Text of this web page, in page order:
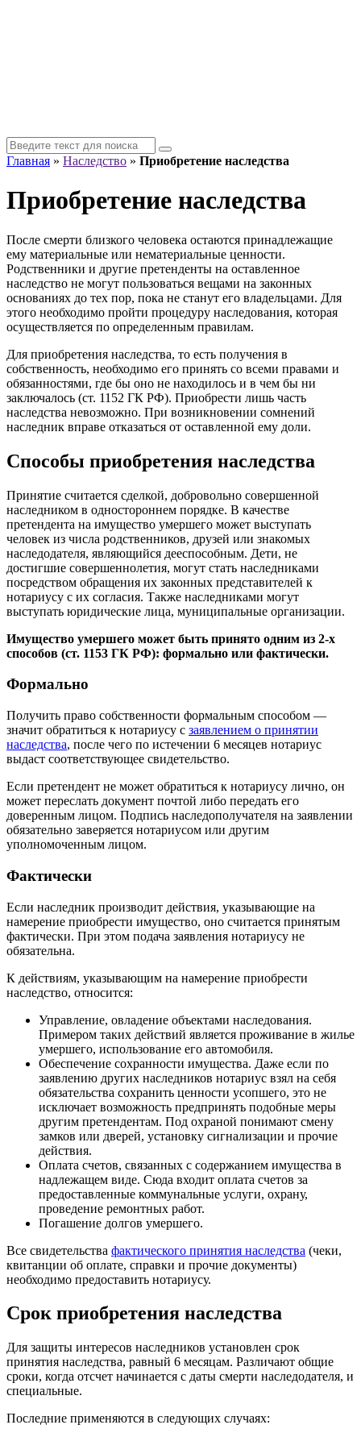
Главная » Наследство » Приобретение наследства
Приобретение наследства
После смерти близкого человека остаются принадлежащие
ему материальные или нематериальные ценности.
Родственники и другие претенденты на оставленное
наследство не могут пользоваться вещами на законных
основаниях до тех пор, пока не станут его владельцами. Для
этого необходимо пройти процедуру наследования, которая
осуществляется по определенным правилам.
Для приобретения наследства, то есть получения в
собственность, необходимо его принять со всеми правами и
обязанностями, где бы оно не находилось и в чем бы ни
заключалось (ст. 1152 ГК РФ). Приобрести лишь часть
наследства невозможно. При возникновении сомнений
наследник вправе отказаться от оставленной ему доли.
Способы приобретения наследства
Принятие считается сделкой, добровольно совершенной
наследником в одностороннем порядке. В качестве
претендента на имущество умершего может выступать
человек из числа родственников, друзей или знакомых
наследодателя, являющийся дееспособным. Дети, не
достигшие совершеннолетия, могут стать наследниками
посредством обращения их законных представителей к
нотариусу с их согласия. Также наследниками могут
выступать юридические лица, муниципальные организации.
Имущество умершего может быть принято одним из 2-х
способов (ст. 1153 ГК РФ): формально или фактически.
Формально
Получить право собственности формальным способом —
значит обратиться к нотариусу с заявлением о принятии
наследства, после чего по истечении 6 месяцев нотариус
выдаст соответствующее свидетельство.
Если претендент не может обратиться к нотариусу лично, он
может переслать документ почтой либо передать его
доверенным лицом. Подпись наследополучателя на заявлении
обязательно заверяется нотариусом или другим
уполномоченным лицом.
Фактически
Если наследник производит действия, указывающие на
намерение приобрести имущество, оно считается принятым
фактически. При этом подача заявления нотариусу не
обязательна.
К действиям, указывающим на намерение приобрести
наследство, относится:
Управление, овладение объектами наследования.
Примером таких действий является проживание в жилье
умершего, использование его автомобиля.
Обеспечение сохранности имущества. Даже если по
заявлению других наследников нотариус взял на себя
обязательства сохранить ценности усопшего, это не
исключает возможность предпринять подобные меры
другим претендентам. Под охраной понимают смену
замков или дверей, установку сигнализации и прочие
действия.
Оплата счетов, связанных с содержанием имущества в
надлежащем виде. Сюда входит оплата счетов за
предоставленные коммунальные услуги, охрану,
проведение ремонтных работ.
Погашение долгов умершего.
Все свидетельства фактического принятия наследства (чеки,
квитанции об оплате, справки и прочие документы)
необходимо предоставить нотариусу.
Срок приобретения наследства
Для защиты интересов наследников установлен срок
принятия наследства, равный 6 месяцам. Различают общие
сроки, когда отсчет начинается с даты смерти наследодателя, и
специальные.
Последние применяются в следующих случаях: